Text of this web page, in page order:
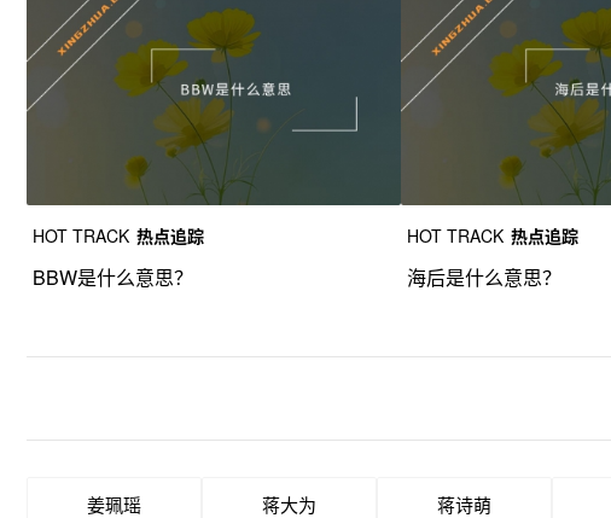
HOT TRACK 热点追踪
BBW是什么意思？
HOT TRACK 热点追踪
海后是什么意思？
姜珮瑶 蒋大为 蒋诗萌